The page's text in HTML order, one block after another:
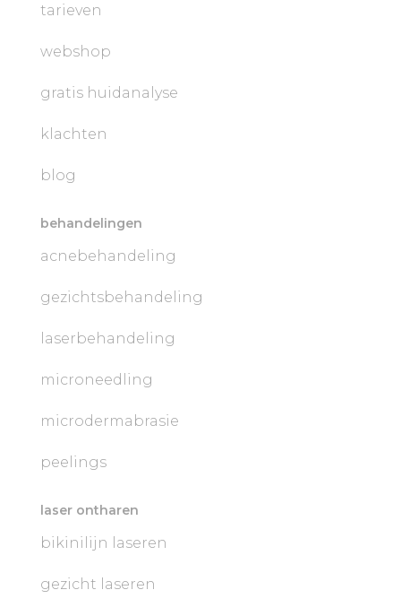
tarieven
webshop
gratis huidanalyse
klachten
blog
behandelingen
acnebehandeling
gezichtsbehandeling
laserbehandeling
microneedling
microdermabrasie
peelings
laser ontharen
bikinilijn laseren
gezicht laseren